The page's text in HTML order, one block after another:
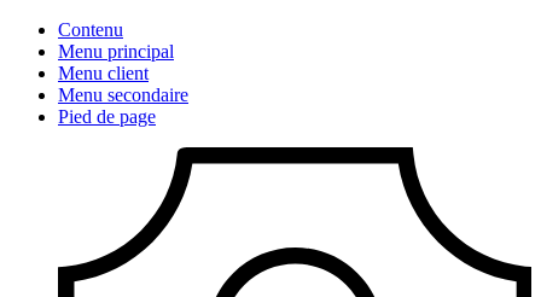
Contenu
Menu principal
Menu client
Menu secondaire
Pied de page